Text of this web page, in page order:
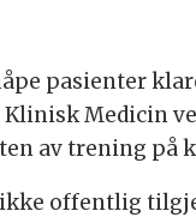
pasienter
Medicin
av trening på
offentlig